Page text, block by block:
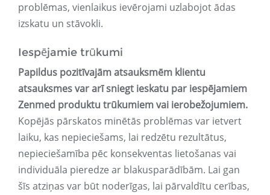
problēmas, vienlaikus ievērojami uzlabojot ādas
izskatu un stāvokli.
Iespējamie trūkumi
Papildus pozitīvajām atsauksmēm klientu
atsauksmes var arī sniegt ieskatu par iespējamiem
Zenmed produktu trūkumiem vai ierobežojumiem.
Kopējās pārskatos minētās problēmas var ietvert
laiku, kas nepieciešams, lai redzētu rezultātus,
nepieciešamība pēc konsekventas lietošanas vai
individuāla pieredze ar blakusparādībām. Lai gan
šīs atziņas var būt noderīgas, lai pārvaldītu cerības,